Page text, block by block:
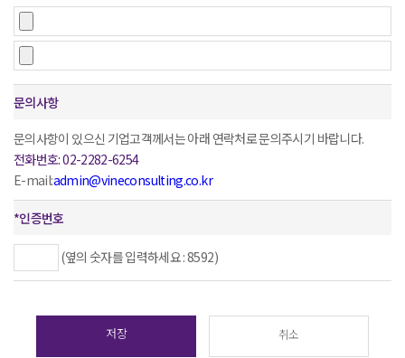
문의사항
문의사항이 있으신 기업고객께서는 아래 연락처로 문의주시기 바랍니다.
전화번호: 02-2282-6254
E-mail:admin@vineconsulting.co.kr
*인증번호
(옆의 숫자를 입력하세요 : 8592)
저장 취소